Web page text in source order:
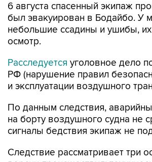
6 августа спасенный экипаж
был эвакуирован в Бодайбо. У
небольшие ссадины и ушибы,
осмотр.
Расследуется уголовное дело
РФ (нарушение правил
и эксплуатации воздушного
По данным следствия,
на борту воздушного судна не
сигналы бедствия экипаж не
Следствие рассматривает три